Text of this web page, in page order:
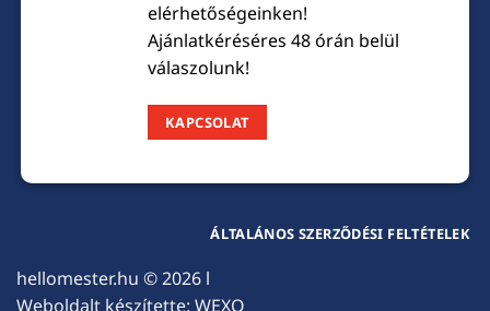
elérhetőségeinken!
Ajánlatkéréséres 48 órán belül
válaszolunk!
KAPCSOLAT
hellomester.hu © 2026 l
Weboldalt készítette: WEXO
ÁLTALÁNOS SZERZŐDÉSI FELTÉTELEK